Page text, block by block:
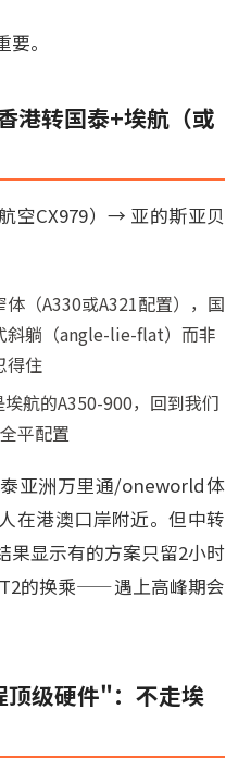
。
港转国泰+埃航（或
空CX979）→ 亚的斯亚贝
（A330或A321配置），国
斜躺（angle-lie-flat）而非
得住
航的A350-900，回到我们
平配置
亚洲万里通/oneworld体
在港澳口岸附近。但中转
果显示有的方案只留2小时
的换乘——遇上高峰期会
级硬件"：不走埃